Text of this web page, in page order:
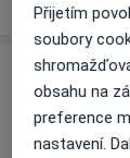
Adresa
Přijetím
soubory
obsahu na
preference
nastavení.